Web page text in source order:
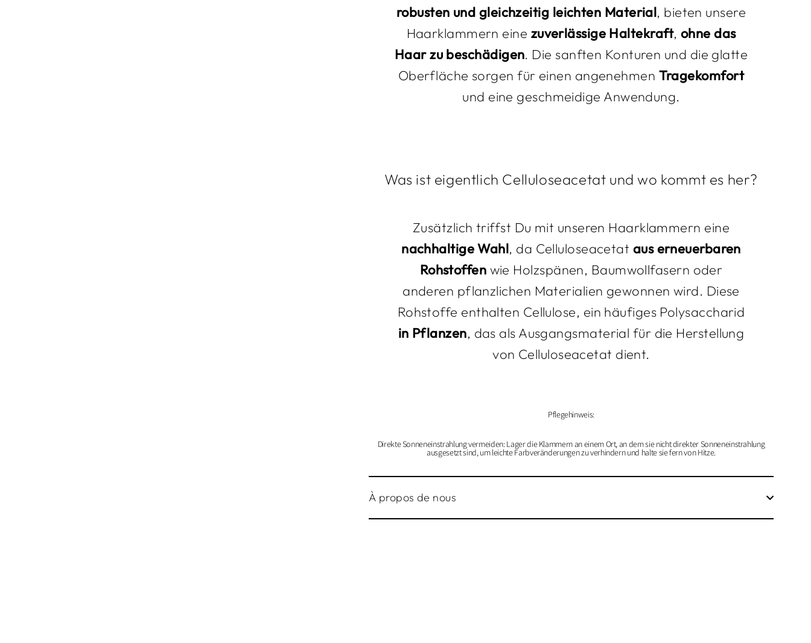
robusten und gleichzeitig leichten Material, bieten unsere
Haarklammern eine zuverlässige Haltekraft, ohne das
Haar zu beschädigen. Die sanften Konturen und die glatte
Oberfläche sorgen für einen angenehmen Tragekomfort
und eine geschmeidige Anwendung.
Was ist eigentlich Celluloseacetat und wo kommt es her?
Zusätzlich triffst Du mit unseren Haarklammern eine
nachhaltige Wahl, da Celluloseacetat aus erneuerbaren
Rohstoffen wie Holzspänen, Baumwollfasern oder
anderen pflanzlichen Materialien gewonnen wird. Diese
Rohstoffe enthalten Cellulose, ein häufiges Polysaccharid
in Pflanzen, das als Ausgangsmaterial für die Herstellung
von Celluloseacetat dient.
Pflegehinweis:
Direkte Sonneneinstrahlung vermeiden: Lager die Klammern an einem Ort, an dem sie nicht direkter Sonneneinstrahlung
ausgesetzt sind, um leichte Farbveränderungen zu verhindern und halte sie fern von Hitze.
À propos de nous